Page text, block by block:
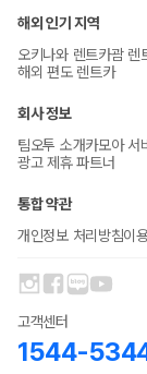
해외 인기 지역
오키나와 렌트카괌 렌
해외 편도 렌트카
회사 정보
팀오투 소개카모아 서
광고 제휴 파트너
통합 약관
개인정보 처리방침이
고객센터
1544-